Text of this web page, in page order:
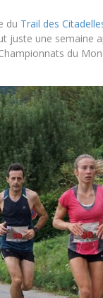
du Trail des
juste une semaine
du